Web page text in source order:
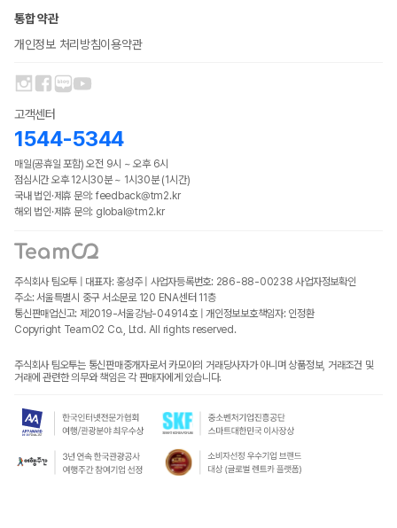
통합 약관
개인정보 처리방침이용약관
고객센터
1544-5344
매일(공휴일 포함) 오전 9시 ~ 오후 6시
점심시간 오후 12시30분 ~ 1시30분 (1시간)
국내 법인·제휴 문의: feedback@tm2.kr
해외 법인·제휴 문의: global@tm2.kr
주식회사 팀오투 | 대표자: 홍성주 | 사업자등록번호: 286-88-00238 사업자정보확인
주소: 서울특별시 중구 서소문로 120 ENA센터 11층
통신판매업신고: 제2019-서울강남-04914호 | 개인정보보호책임자: 인정환
Copyright TeamO2 Co., Ltd. All rights reserved.
주식회사 팀오투는 통신판매중개자로서 카모아의 거래당사자가 아니며 상품정보, 거래조건 및
거래에 관련한 의무와 책임은 각 판매자에게 있습니다.